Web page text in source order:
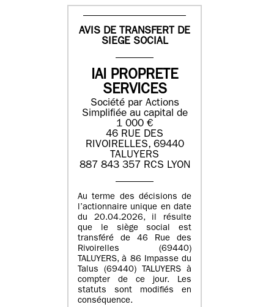
AVIS DE TRANSFERT DE
SIEGE SOCIAL
IAI PROPRETE
SERVICES
Société par Actions
Simplifiée au capital de
1 000 €
46 RUE DES
RIVOIRELLES, 69440
TALUYERS
887 843 357 RCS LYON
Au terme des décisions de
l’actionnaire unique en date
du 20.04.2026, il résulte
que le siège social est
transféré de 46 Rue des
Rivoirelles (69440)
TALUYERS, à 86 Impasse du
Talus (69440) TALUYERS à
compter de ce jour. Les
statuts sont modifiés en
conséquence.